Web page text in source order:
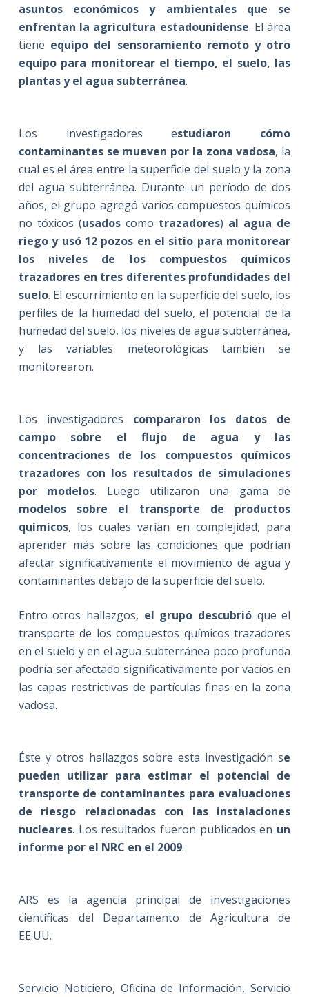
asuntos económicos y ambientales que se
enfrentan la agricultura estadounidense. El área
tiene equipo del sensoramiento remoto y otro
equipo para monitorear el tiempo, el suelo, las
plantas y el agua subterránea.
Los investigadores estudiaron cómo
contaminantes se mueven por la zona vadosa, la
cual es el área entre la superficie del suelo y la zona
del agua subterránea. Durante un período de dos
años, el grupo agregó varios compuestos químicos
no tóxicos (usadoscomo trazadores) al agua de
riego y usó 12 pozos en el sitio para monitorear
los niveles de los compuestos químicos
trazadores en tres diferentes profundidades del
suelo. El escurrimiento en la superficie del suelo, los
perfiles de la humedad del suelo, el potencial de la
humedad del suelo, los niveles de agua subterránea,
y las variables meteorológicas también se
monitorearon.
Los investigadores compararon los datos de
campo sobre el flujo de agua y las
concentraciones de los compuestos químicos
trazadores con los resultados de simulaciones
por modelos. Luego utilizaron una gama de
modelos sobre el transporte de productos
químicos, los cuales varían en complejidad, para
aprender más sobre las condiciones que podrían
afectar significativamente el movimiento de agua y
contaminantes debajo de la superficie del suelo.
Entro otros hallazgos, el grupo descubrióque el
transporte de los compuestos químicos trazadores
en el suelo y en el agua subterránea poco profunda
podría ser afectado significativamente por vacíos en
las capas restrictivas de partículas finas en la zona
vadosa.
Éste y otros hallazgos sobre esta investigación se
pueden utilizar para estimar el potencial de
transporte de contaminantes para evaluaciones
de riesgo relacionadas con las instalaciones
nucleares. Los resultados fueron publicados en un
informe por el NRC en el 2009.
ARS es la agencia principal de investigaciones
científicas del Departamento de Agricultura de
EE.UU.
Servicio Noticiero, Oficina de Información, Servicio